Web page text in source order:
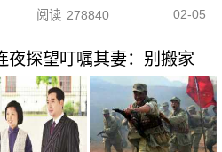
阅读 278840 02-05
夜探望叮嘱其妻：别搬家